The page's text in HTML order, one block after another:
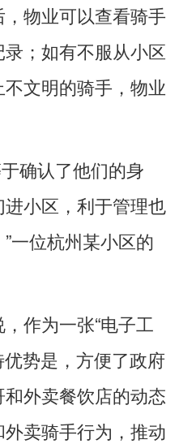
物业可以查看骑手
；如有不服从小区
文明的骑手，物业
确认了他们的身
小区，利于管理也
一位杭州某小区的
作为一张“电子工
优势是，方便了政府
外卖餐饮店的动态
卖骑手行为，推动